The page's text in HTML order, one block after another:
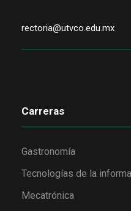
rectoria@utvco.edu.mx
Carreras
Gastronomía
Tecnologías de la
Mecatrónica